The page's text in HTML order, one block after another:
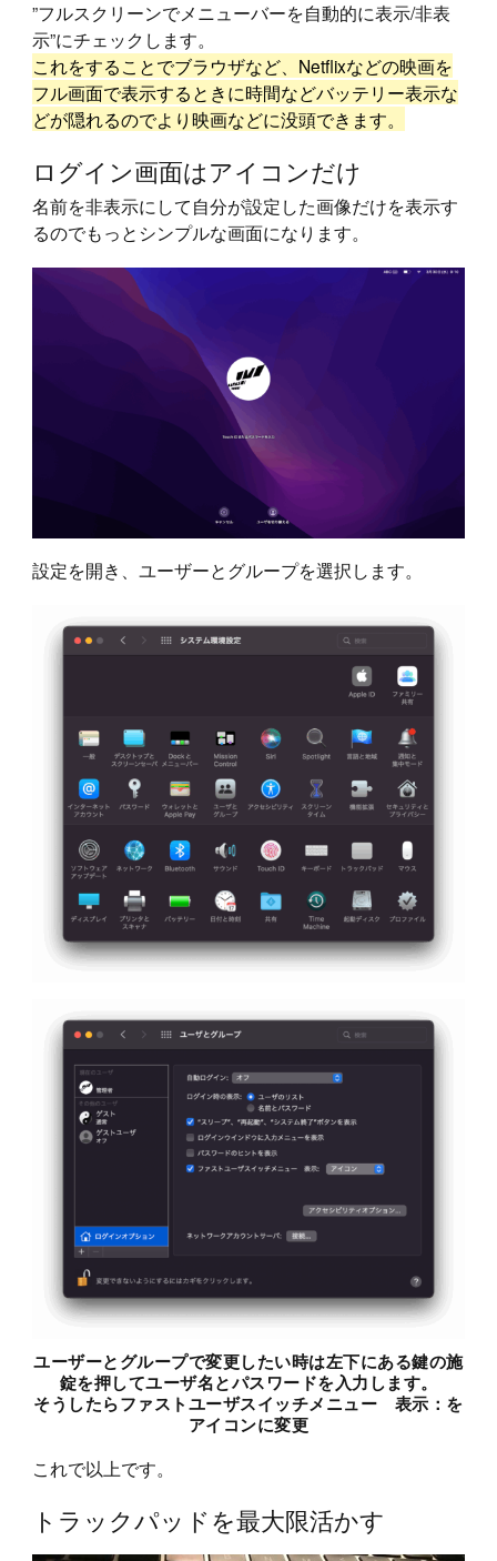
”フルスクリーンでメニューバーを自動的に表示/非表
示”にチェックします。
これをすることでブラウザなど、Netflixなどの映画を
フル画面で表示するときに時間などバッテリー表示な
どが隠れるのでより映画などに没頭できます。
ログイン画面はアイコンだけ
名前を非表示にして自分が設定した画像だけを表示す
るのでもっとシンプルな画面になります。
設定を開き、ユーザーとグループを選択します。
ユーザーとグループで変更したい時は左下にある鍵の施
錠を押してユーザ名とパスワードを入力します。
そうしたらファストユーザスイッチメニュー 表示：を
アイコンに変更
これで以上です。
トラックパッドを最大限活かす